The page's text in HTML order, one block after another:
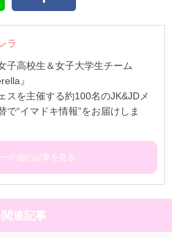
ラ
子高校生＆女子大学生チーム
』
スを主催する約100名のJK&JDメ
で“イマドキ情報”をお届けしま
の他の記事を見る
関連記事